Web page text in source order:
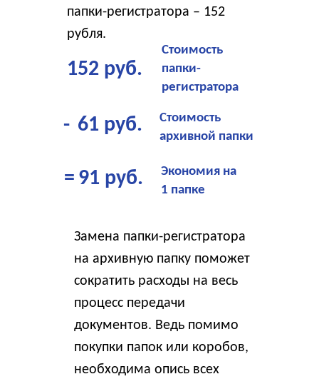
папки-регистратора – 152
рубля.
Замена папки-регистратора
на архивную папку поможет
сократить расходы на весь
процесс передачи
документов. Ведь помимо
покупки папок или коробов,
необходима опись всех
152 руб.
Стоимость
папки-
регистратора
61 руб.
Стоимость
архивной папки
-
91 руб.
Экономия на
1 папке
=